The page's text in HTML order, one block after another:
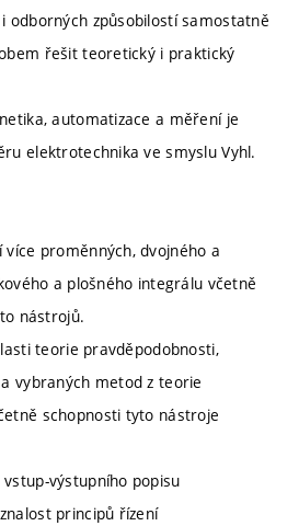
odborných způsobilostí samostatně
řešit teoretický i praktický
automatizace a měření je
elektrotechnika ve smyslu Vyhl.
proměnných, dvojného a
a plošného integrálu včetně
nástrojů.
teorie pravděpodobnosti,
vybraných metod z teorie
schopnosti tyto nástroje
výstupního popisu
principů řízení